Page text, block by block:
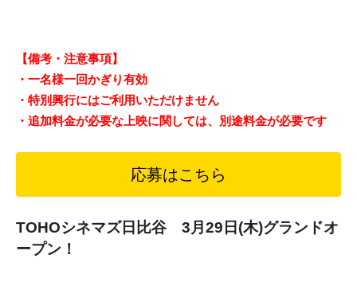
【備考・注意事項】
・一名様一回かぎり有効
・特別興行にはご利用いただけません
・追加料金が必要な上映に関しては、別途料金が必要です
応募はこちら
TOHOシネマズ日比谷 3月29日(木)グランドオ
ープン！